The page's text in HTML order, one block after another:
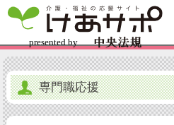
専門職応援